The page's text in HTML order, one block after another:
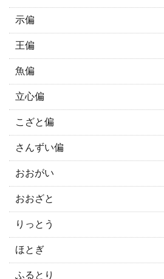
示偏
王偏
魚偏
立心偏
こざと偏
さんずい偏
おおがい
おおざと
りっとう
ほとぎ
ふるとり